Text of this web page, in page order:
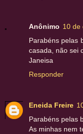
Anônimo 10 de
Parabéns pelas
casada, não sei
Janeisa
Responder
Eneida Freire
Parabéns pelas
As minhas nem